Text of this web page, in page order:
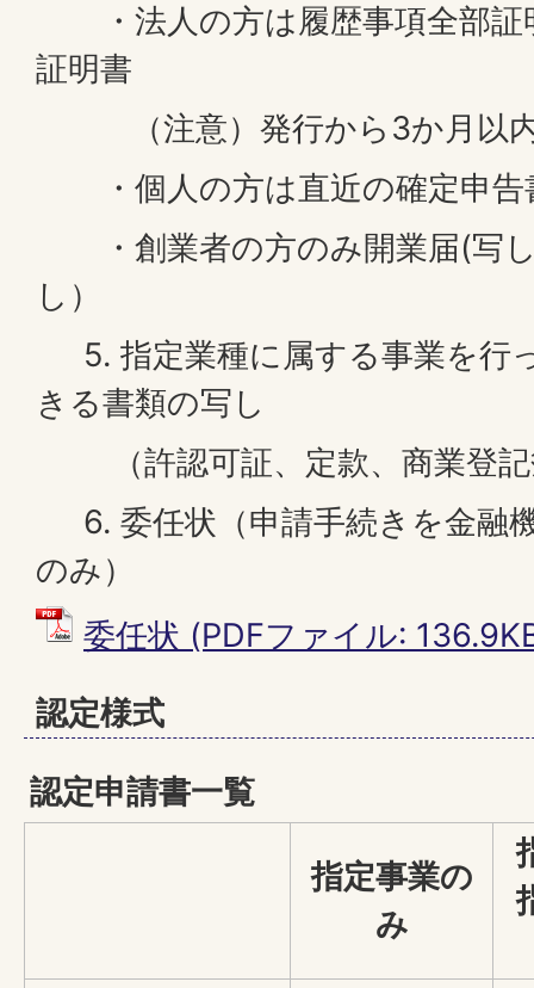
・法人の方は履歴事項全部証
証明書
（注意）発行から3か月以
・個人の方は直近の確定申告
・創業者の方のみ開業届(写し
し）
5. 指定業種に属する事業を行
きる書類の写し
（許認可証、定款、商業登記
6. 委任状（申請手続きを金融
のみ）
委任状 (PDFファイル:
認定様式
認定申請書一覧
指定事業の
み